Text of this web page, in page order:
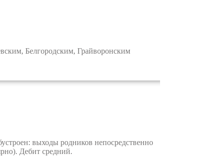
Белгородским, Грайворонским
выходы родников непосредственно
Дебит средний.